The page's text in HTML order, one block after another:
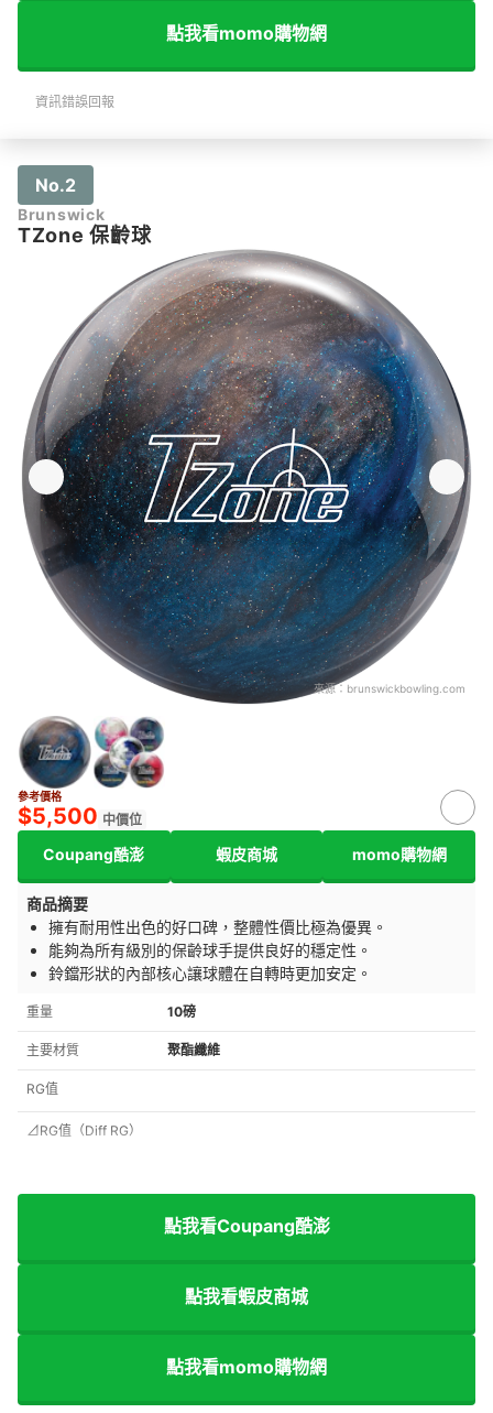
點我看momo購物網
資訊錯誤回報
No.2
Brunswick
TZone 保齡球
來源： brunswickbowling.com
參考價格
$5,500 中價位
Coupang酷澎 蝦皮商城 momo購物網
商品摘要
擁有耐用性出色的好口碑，整體性價比極為優異。
能夠為所有級別的保齡球手提供良好的穩定性。
鈴鐺形狀的內部核心讓球體在自轉時更加安定。
重量 10磅
主要材質 聚酯纖維
RG值
⊿RG值（Diff RG）
點我看Coupang酷澎
點我看蝦皮商城
點我看momo購物網